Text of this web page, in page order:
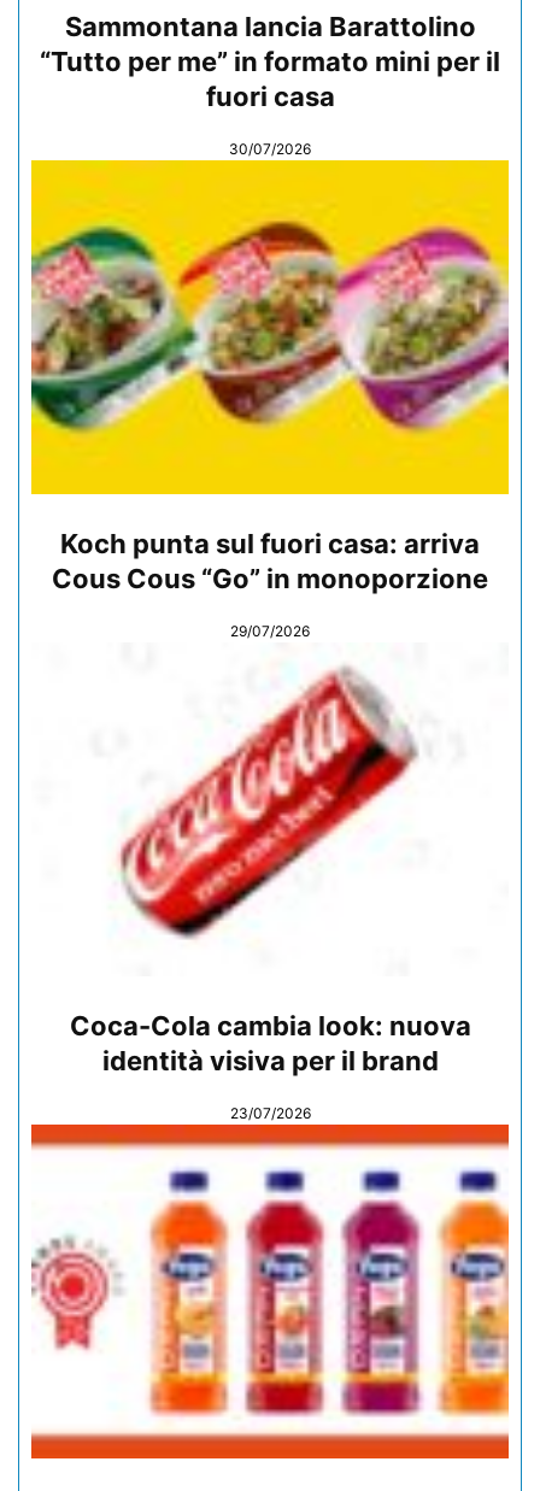
Sammontana lancia Barattolino
“Tutto per me” in formato mini per il
fuori casa
30/07/2026
Koch punta sul fuori casa: arriva
Cous Cous “Go” in monoporzione
29/07/2026
Coca-Cola cambia look: nuova
identità visiva per il brand
23/07/2026